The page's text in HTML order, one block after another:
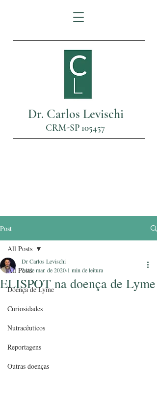
Dr. Carlos Levischi
CRM-SP 105457
Post
All Posts
Doença de Lyme
Curiosidades
Nutracêuticos
Reportagens
Outras doenças
All Posts
ELISPOT na doença de Lyme
Dr Carlos Levischi
24 de mar. de 2020 1 min de leitura